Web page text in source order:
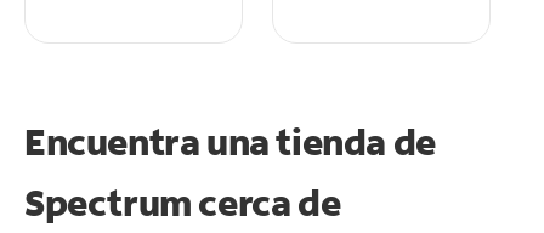
Encuentra una tienda de
Spectrumcerca de